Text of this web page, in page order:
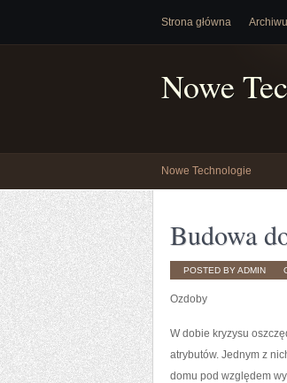
Strona główna
Nowe
Nowe Technologie
Budowa
POSTED BY ADMIN
Ozdoby
W dobie kryzysu
atrybutów. Jednym z
domu pod względem